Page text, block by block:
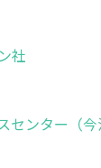
社
ンター（今